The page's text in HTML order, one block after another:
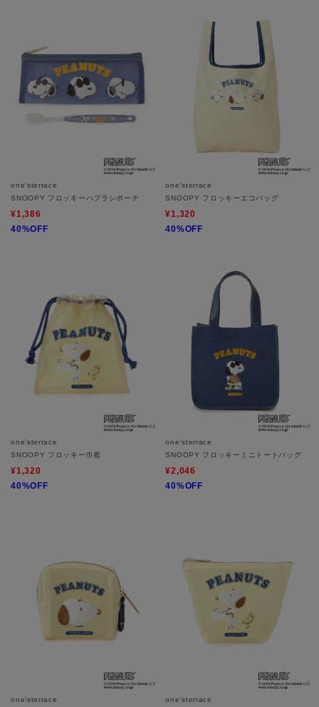
one'sterrace
SNOOPY フロッキーハブラシポーチ
¥1,386
40%OFF
one'sterrace
SNOOPY フロッキーエコバッグ
¥1,320
40%OFF
one'sterrace
SNOOPY フロッキー巾着
¥1,320
40%OFF
one'sterrace
SNOOPY フロッキーミニトートバッグ
¥2,046
40%OFF
one'sterrace
one'sterrace